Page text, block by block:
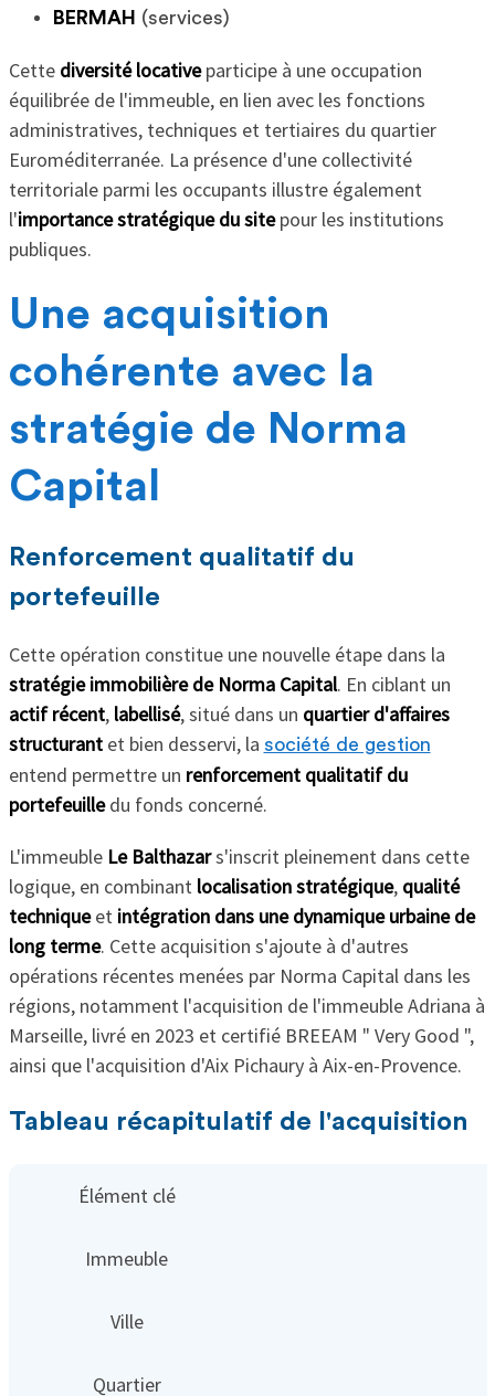
BERMAH (services)
Cette diversité locativeparticipe à une occupation
équilibrée de l'immeuble, en lien avec les fonctions
administratives, techniques et tertiaires du quartier
Euroméditerranée. La présence d'une collectivité
territoriale parmi les occupants illustre également
l'importance stratégique du sitepour les institutions
publiques.
Une acquisition
cohérente avec la
stratégie de Norma
Capital
Renforcement qualitatif du
portefeuille
Cette opération constitue une nouvelle étape dans la
stratégie immobilière de Norma Capital. En ciblant un
actif récent, labellisé, situé dans un quartier d'affaires
structurantet bien desservi, la société de gestion
entend permettre un renforcement qualitatif du
portefeuilledu fonds concerné.
L'immeuble Le Balthazars'inscrit pleinement dans cette
logique, en combinant localisation stratégique, qualité
techniqueet intégration dans une dynamique urbaine de
long terme. Cette acquisition s'ajoute à d'autres
opérations récentes menées par Norma Capital dans les
régions, notamment l'acquisition de l'immeuble Adriana à
Marseille, livré en 2023 et certifié BREEAM " Very Good ",
ainsi que l'acquisition d'Aix Pichaury à Aix-en-Provence.
Tableau récapitulatif de l'acquisition
Élément clé
Immeuble
Ville
Quartier